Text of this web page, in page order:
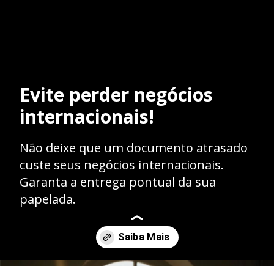
Evite perder negócios
internacionais!
Não deixe que um documento atrasado
custe seus negócios internacionais.
Garanta a entrega pontual da sua
papelada.